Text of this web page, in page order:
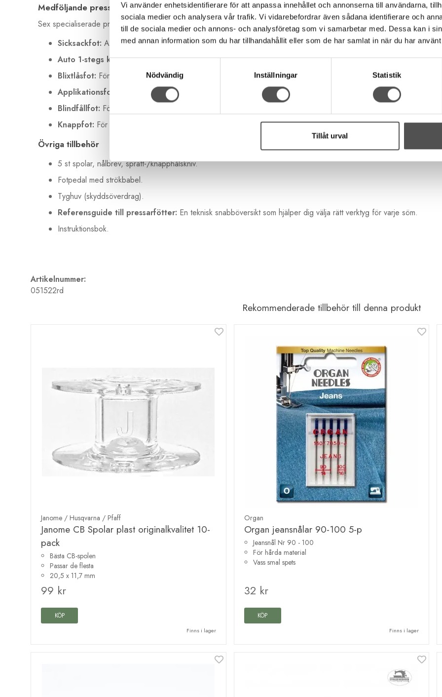
Vi använder enhetsidentifierare för att anpassa innehållet och annonserna till användarna,
sociala medier och analysera vår trafik. Vi vidarebefordrar även sådana identifierare och
till de sociala medier och annons- och analysföretag som vi samarbetar med. Dessa kan i
med annan information som du har tillhandahållit eller som de har samlat in när du har
Samtyckesval
Nödvändig
Inställningar Statistik
Tillåt urval
Medföljande pressarfötter
Sex specialiserade pressarfötter ingår för att täcka de vanligaste behoven i syrummet:
Sicksackfot: Allroundfot (monterad vid leverans).
Auto 1-stegs knapphålsfot:För precisa och repeterbara knapphål.
Blixtlåsfot: För montering av dragkedjor nära kanten.
Applikationsfot:
För dekorativa sömmar och applikationsarbete.
Blindfållfot: För dolda fållar i klädsömnad.
Knappfot: För mekanisk isömnad av knappar.
Övriga tillbehör
5 st spolar, nålbrev, sprätt-/knapphålskniv.
Fotpedal med strökbabel.
Tyghuv (skyddsöverdrag).
Referensguide till pressarfötter: En teknisk snabböversikt som hjälper dig välja rätt verktyg för varje söm.
Instruktionsbok.
Artikelnummer:
051522rd
Rekommenderade tillbehör till denna produkt
Janome / Husqvarna / Pfaff
Janome CB Spolar plast originalkvalitet 10-
pack
Bästa CB-spolen
Passar de flesta
20,5 x 11,7 mm
99 kr
KÖP
Finns i lager
Organ
Organ jeansnålar 90-100 5-p
Jeansnål Nr 90 - 100
För hårda material
Vass smal spets
32 kr
KÖP
Finns i lager